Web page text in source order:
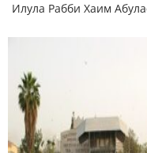
Илула Рабби Хаим